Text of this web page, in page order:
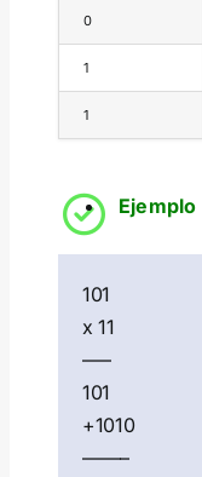
0
1
1
Ejemplo
101
x 11
—–
101
+1010
——–